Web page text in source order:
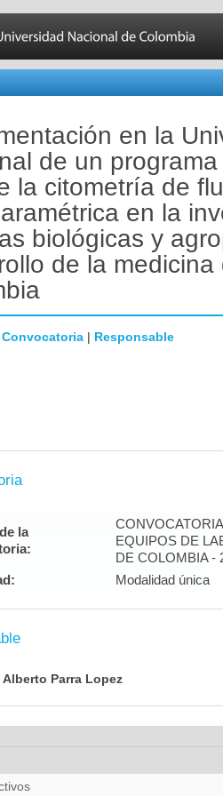
en la
de un
la citometría de
en la
biológicas y
de la medicina
Convocatoria | Responsable
la
EQUIPOS DE
DE COLOMBIA -
Modalidad única
Alberto Parra Lopez